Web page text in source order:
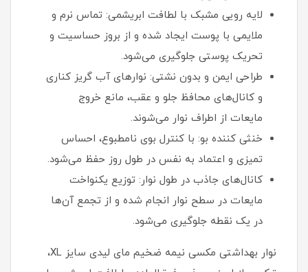
لایه رویی مشبک با لطافت ابریشمی: تماس نرم و
ملایمی با پوست ایجاد شده و از بروز حساسیت و
تحریک پوستی جلوگیری می‌شود.
طراحی ایمن و بدون نشتی: نوارهای آب گریز کناری
و کانال‌های محافظ جلو و عقب، مانع خروج
مایعات از اطراف نوار می‌شوند.
خنثی کننده بو: با کنترل بوی نامطبوع، احساس
تمیزی و اعتماد به‌ نفس در طول روز حفظ می‌شود.
کانال‌های جاذب در طول نوار: توزیع یکنواخت
مایعات در سطح نوار انجام شده و از تجمع آن‌ها
در یک نقطه جلوگیری می‌شود.
نوار بهداشتی مکسی نیمه ضخیم مای لیدی سایز XL،